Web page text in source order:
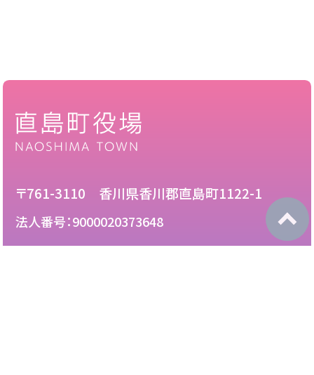
〒761-3110 香川県香川郡直島町1122-1
法人番号：9000020373648